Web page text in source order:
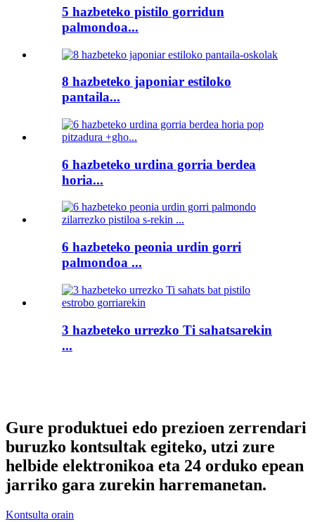
5 hazbeteko pistilo gorridun
palmondoa...
8 hazbeteko japoniar estiloko
pantaila...
6 hazbeteko urdina gorria berdea
horia...
6 hazbeteko peonia urdin gorri
palmondoa ...
3 hazbeteko urrezko Ti sahatsarekin
...
Gure produktuei edo prezioen zerrendari
buruzko kontsultak egiteko, utzi zure
helbide elektronikoa eta 24 orduko epean
jarriko gara zurekin harremanetan.
Kontsulta orain